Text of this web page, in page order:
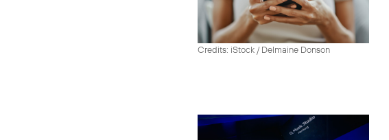
Credits: iStock / Delmaine Donson